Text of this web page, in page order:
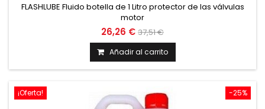
FLASHLUBE Fluido botella de 1 Litro protector de las válvulas
motor
26,26 € 37,51 €
Añadir al carrito
¡Oferta! -25%